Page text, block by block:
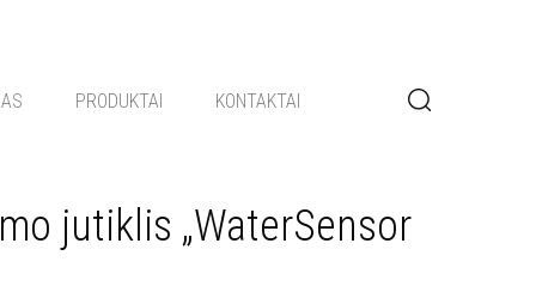
PRODUKTAI KONTAKTAI
jutiklis „WaterSensor